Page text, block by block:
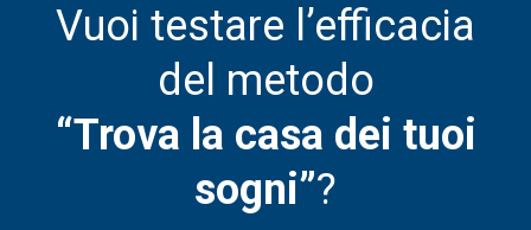
Vuoi testare l’efficacia
del metodo
“Trova la casa dei tuoi
sogni”?